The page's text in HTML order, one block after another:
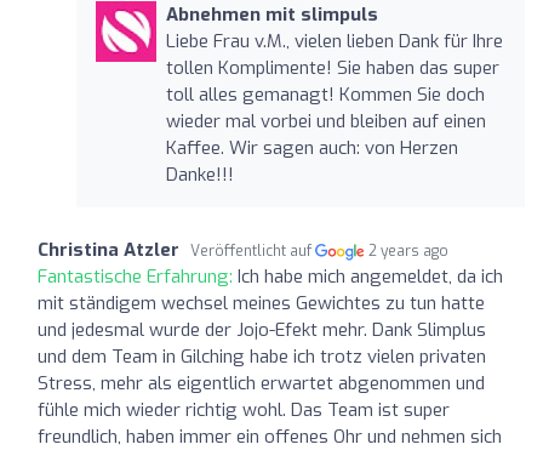
Abnehmen mit slimpuls
Liebe Frau v.M., vielen lieben Dank für Ihre
tollen Komplimente! Sie haben das super
toll alles gemanagt! Kommen Sie doch
wieder mal vorbei und bleiben auf einen
Kaffee. Wir sagen auch: von Herzen
Danke!!!
Christina Atzler Veröffentlicht auf 2 years ago
Fantastische Erfahrung: Ich habe mich angemeldet, da ich
mit ständigem wechsel meines Gewichtes zu tun hatte
und jedesmal wurde der Jojo-Efekt mehr. Dank Slimplus
und dem Team in Gilching habe ich trotz vielen privaten
Stress, mehr als eigentlich erwartet abgenommen und
fühle mich wieder richtig wohl. Das Team ist super
freundlich, haben immer ein offenes Ohr und nehmen sich